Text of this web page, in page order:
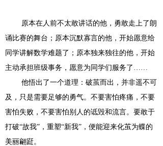
原本在人前不太敢讲话的他，勇敢走上了朗
诵比赛的舞台；原本沉默寡言的他，开始愿意给
同学讲解数学难题了；原本独来独往的他，开始
主动承担班级事务，愿意为同学们服务了 ……
他悟出了一个道理：破茧而出，并非遥不可
及，只是需要足够的勇气。不要害怕疼痛，不要
害怕失败，不要害怕别人的诋毁和流言。要敢于
打破“故我”，重塑“新我”，便能迎来化茧为蝶的
美丽翩跹。